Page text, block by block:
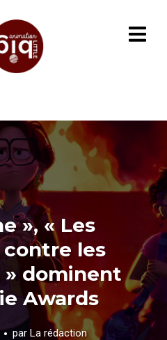
», « Les
les
» dominent
Awards
par La rédaction